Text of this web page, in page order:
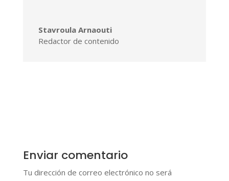
Stavroula Arnaouti
Redactor de contenido
Enviar comentario
Tu dirección de correo electrónico no será